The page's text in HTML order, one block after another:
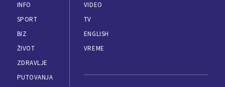
INFO
SPORT
BIZ
ŽIVOT
ZDRAVLJE
PUTOVANJA
VIDEO
TV
ENGLISH
VREME